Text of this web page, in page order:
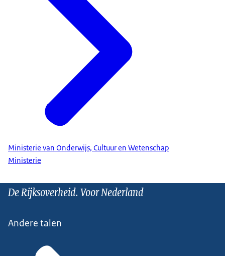
Ministerie van Onderwijs, Cultuur en Wetenschap
Ministerie
De Rijksoverheid. Voor Nederland
Andere talen